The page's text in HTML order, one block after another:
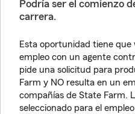
Podría ser el comienzo
carrera.
Esta oportunidad tiene que
empleo con un agente
pide una solicitud para
Farm y NO resulta en un
compañías de State Farm.
seleccionado para el